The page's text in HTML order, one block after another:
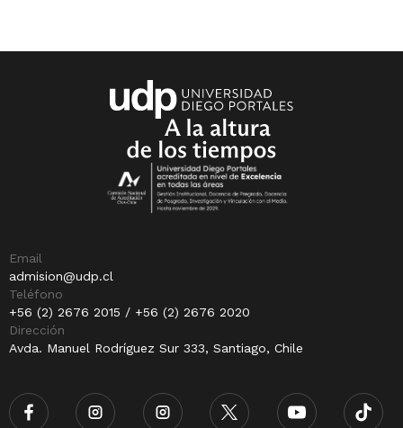
Email
admision@udp.cl
Teléfono
+56 (2) 2676 2015 / +56 (2) 2676 2020
Dirección
Avda. Manuel Rodríguez Sur 333, Santiago, Chile